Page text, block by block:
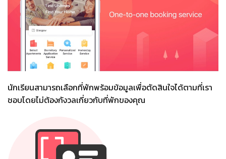
นักเรียนสามารถเลือกที่พักพร้อมข้อมูลเพื่อตัดสินใจได้ตามที่เรา
ชอบโดยไม่ต้องกังวลเกี่ยวกับที่พักของคุณ